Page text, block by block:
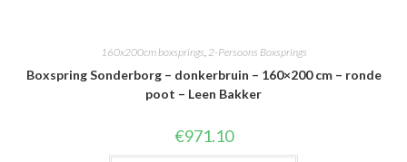
160x200cm boxsprings,2-Persoons Boxsprings
Boxspring Sonderborg – donkerbruin – 160×200 cm – ronde
poot – Leen Bakker
€971.10